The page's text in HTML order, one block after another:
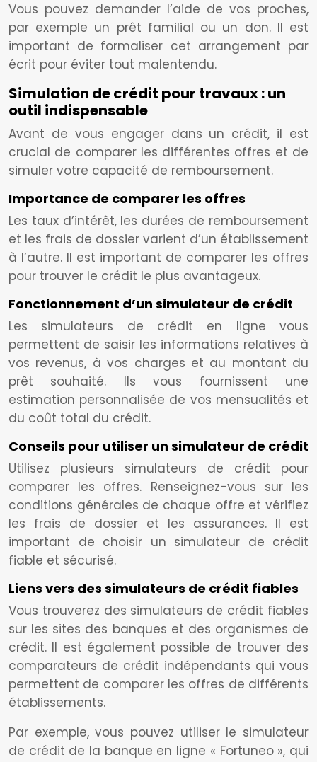
Vous pouvez demander l’aide de vos proches,
par exemple un prêt familial ou un don. Il est
important de formaliser cet arrangement par
écrit pour éviter tout malentendu.
Simulation de crédit pour travaux : un
outil indispensable
Avant de vous engager dans un crédit, il est
crucial de comparer les différentes offres et de
simuler votre capacité de remboursement.
Importance de comparer les offres
Les taux d’intérêt, les durées de remboursement
et les frais de dossier varient d’un établissement
à l’autre. Il est important de comparer les offres
pour trouver le crédit le plus avantageux.
Fonctionnement d’un simulateur de crédit
Les simulateurs de crédit en ligne vous
permettent de saisir les informations relatives à
vos revenus, à vos charges et au montant du
prêt souhaité. Ils vous fournissent une
estimation personnalisée de vos mensualités et
du coût total du crédit.
Conseils pour utiliser un simulateur de crédit
Utilisez plusieurs simulateurs de crédit pour
comparer les offres. Renseignez-vous sur les
conditions générales de chaque offre et vérifiez
les frais de dossier et les assurances. Il est
important de choisir un simulateur de crédit
fiable et sécurisé.
Liens vers des simulateurs de crédit fiables
Vous trouverez des simulateurs de crédit fiables
sur les sites des banques et des organismes de
crédit. Il est également possible de trouver des
comparateurs de crédit indépendants qui vous
permettent de comparer les offres de différents
établissements.
Par exemple, vous pouvez utiliser le simulateur
de crédit de la banque en ligne « Fortuneo », qui